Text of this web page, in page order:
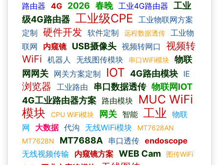
路由器 4G 2026 春晚 工业4G路由器
工业
级4G路由器 工业级CPE
工业物联网方案
定制
硬件开发 软件定制 远程数据透传
工业物
联网
内窥镜 USB摄像头 视频转网口
视频转
WiFi
机器人 无线图传模块 串口WiFi模块
物联
网网关 网关方案定制 IOT 4G路由模块 IE
浏览器 工业路由 串口数据透传 物联网IOT
4G工业路由器方案 路由模块
MUC WiFi
模块
CPU WiFi模块 网关 智能 工业
物联
网
大数据 代沟 无线WiFi模块
MT7628AN
MT7628N
MT7688A 串口透传 endoscope
无线视频传输
内窥镜方案 WEB Cam
图传WiFi